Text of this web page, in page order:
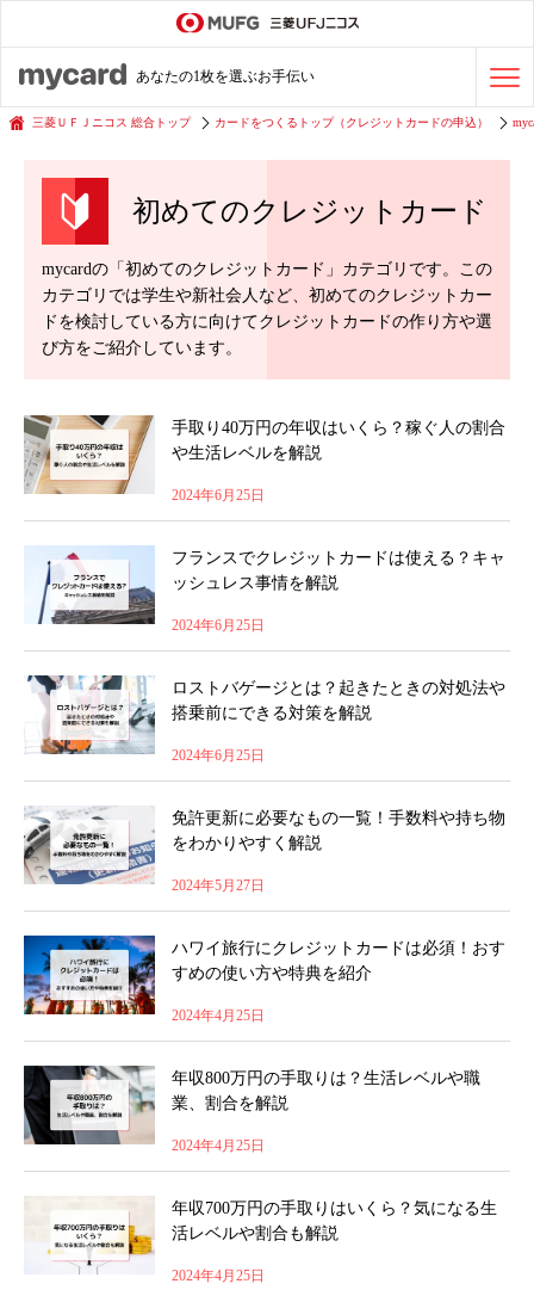
あなたの1枚を選ぶお手伝い
ステータスカードの活用術
会社経費の支払い効率化術
クレジットカードを探す
三菱ＵＦＪニコス 総合トップ カードをつくるトップ（クレジットカードの申込）
初めてのクレジットカード
mycardの「初めてのクレジットカード」カテゴリです。この
カテゴリでは学生や新社会人など、初めてのクレジットカー
ドを検討している方に向けてクレジットカードの作り方や選
び方をご紹介しています。
手取り40万円の年収はいくら？稼ぐ人の割合
や生活レベルを解説
2024年6月25日
フランスでクレジットカードは使える？キャ
ッシュレス事情を解説
2024年6月25日
ロストバゲージとは？起きたときの対処法や
搭乗前にできる対策を解説
2024年6月25日
免許更新に必要なもの一覧！手数料や持ち物
をわかりやすく解説
2024年5月27日
ハワイ旅行にクレジットカードは必須！おす
すめの使い方や特典を紹介
2024年4月25日
年収800万円の手取りは？生活レベルや職
業、割合を解説
2024年4月25日
年収700万円の手取りはいくら？気になる生
活レベルや割合も解説
2024年4月25日